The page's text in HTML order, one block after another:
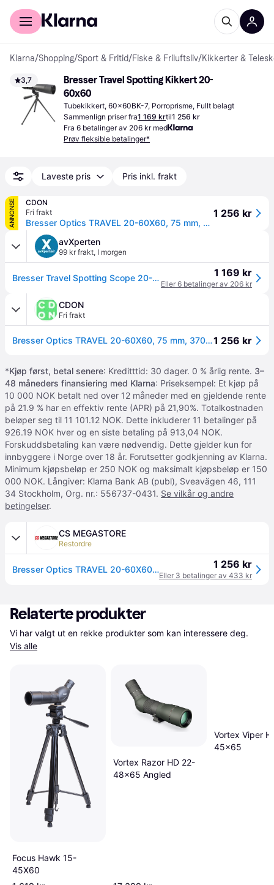
For kunder
Klarna/Shopping/Sport & Fritid/Fiske & Friluftsliv/Kikkerter &
3,7
Bresser Travel Spotting Kikkert 20-
60x60
Tubekikkert, 60x60BK-7, Porroprisme, Fullt belagt
Sammenlign priser fra1 169 krtil1 256 kr
Fra 6 betalinger av 206 kr med
Prøv fleksible betalinger*
Laveste pris Pris inkl. frakt
ANNONSE
CDON
Fri frakt
Bresser Optics TRAVEL 20-60X60, 75 mm, 370 mm, 130 mm, 687 g
1 256 kr
avXperten
99 kr frakt, I morgen
Bresser Travel Spotting Scope 20-60x60mm 1 169 kr
Eller 6 betalinger av 206 kr
CDON
Fri frakt
Bresser Optics TRAVEL 20-60X60, 75 mm, 370 mm, 130 mm, 687 g1 256 kr
*Kjøp først, betal senere: Kreditttid: 30 dager. 0 % årlig rente. 3–
48 måneders finansiering med Klarna: Priseksempel: Et kjøp på
10 000 NOK betalt ned over 12 måneder med en gjeldende rente
på 21.9 % har en effektiv rente (APR) på 21,90%. Totalkostnaden
beløper seg til 11 101.12 NOK. Dette inkluderer 11 betalinger på
926.19 NOK hver og en siste betaling på 913,04 NOK.
Forskuddsbetaling kan være nødvendig. Dette gjelder kun for
innbyggere i Norge over 18 år. Forutsetter godkjenning av Klarna.
Minimum kjøpsbeløp er 250 NOK og maksimalt kjøpsbeløp er 150
000 NOK. Långiver: Klarna Bank AB (publ), Sveavägen 46, 111
34 Stockholm, Org. nr.: 556737-0431. Se vilkår og andre
betingelser.
CS MEGASTORE
Restordre
Bresser Optics TRAVEL 20-60X60, 75 mm, 370 mm, 130 mm, 687 g 1 256 kr
Eller 3 betalinger av 433 kr
Relaterte produkter
Vis alle
Focus Hawk 15-
45X60
Vortex Razor HD 22-
48x65 Angled
Vortex Viper
45x65